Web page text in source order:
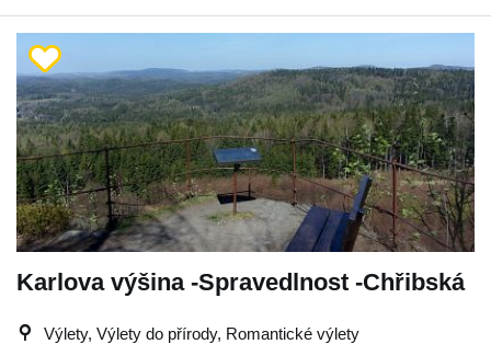
Karlova výšina -Spravedlnost -Chřibská
Výlety, Výlety do přírody, Romantické výlety